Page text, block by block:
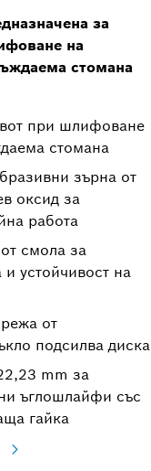
за
на
стомана
при шлифоване
стомана
зърна от
оксид за
работа
смола за
и устойчивост на
от
подсилва диска
mm за
ъглошлайфи със
гайка